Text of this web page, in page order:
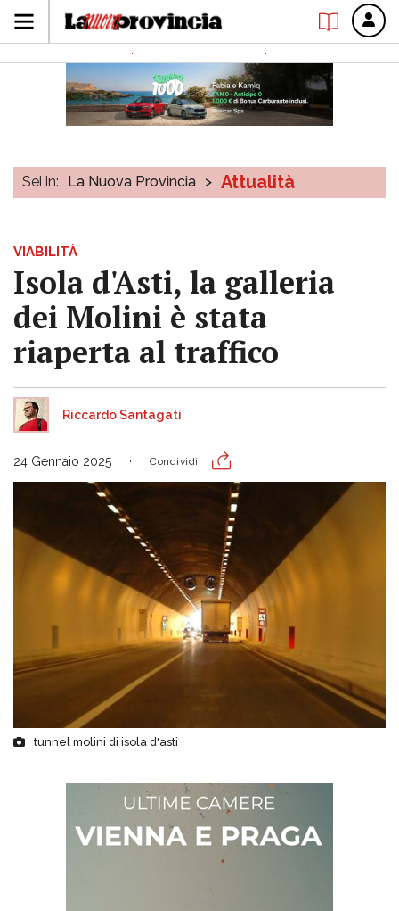
Sei in: La Nuova Provincia > Attualità
VIABILITÀ
Isola d'Asti, la galleria
dei Molini è stata
riaperta al traffico
Riccardo Santagati
24 Gennaio 2025 Condividi
tunnel molini di isola d'asti